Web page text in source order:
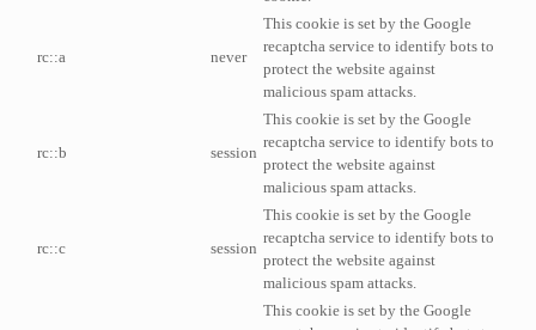
rc::a never
This cookie is set by the Google
recaptcha service to identify bots to
protect the website against
malicious spam attacks.
rc::b session
This cookie is set by the Google
recaptcha service to identify bots to
protect the website against
malicious spam attacks.
rc::c session
This cookie is set by the Google
recaptcha service to identify bots to
protect the website against
malicious spam attacks.
This cookie is set by the Google